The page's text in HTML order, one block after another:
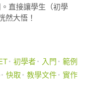
直接讓學生（初學
然大悟！
初學者 入門
範例
快取 教學文件 實作